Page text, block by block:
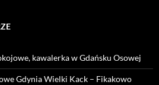
kawalerka w Gdańsku Osowej
Gdynia Wielki Kack – Fikakowo